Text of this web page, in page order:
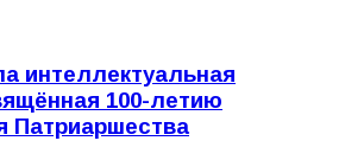
интеллектуальная
100-летию
Патриаршества